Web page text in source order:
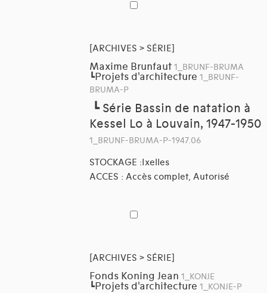
[ARCHIVES > SÉRIE]
Maxime Brunfaut 1_BRUNF-BRUMA
┗Projets d'architecture 1_BRUNF-
BRUMA-P
┗ Série Bassin de natation à
Kessel Lo à Louvain, 1947-1950
1_BRUNF-BRUMA-P-1947.06
STOCKAGE :Ixelles
ACCES : Accès complet, Autorisé
[ARCHIVES > SÉRIE]
Fonds Koning Jean 1_KONJE
┗Projets d'architecture 1_KONJE-P